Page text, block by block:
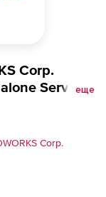
Corp.
Service
еще
Corp.